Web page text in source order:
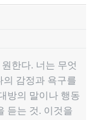
한다. 너는 무엇
의 감정과 욕구를
방의 말이나 행동
듣는 것. 이것을